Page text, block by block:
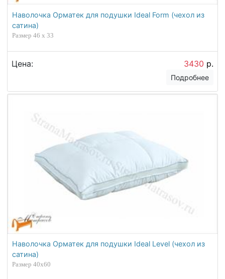
Наволочка Орматек для подушки Ideal Form (чехол из
сатина)
Размер 46 x 33
Цена: 3430 р.
Подробнее
Наволочка Орматек для подушки Ideal Level (чехол из
сатина)
Размер 40х60